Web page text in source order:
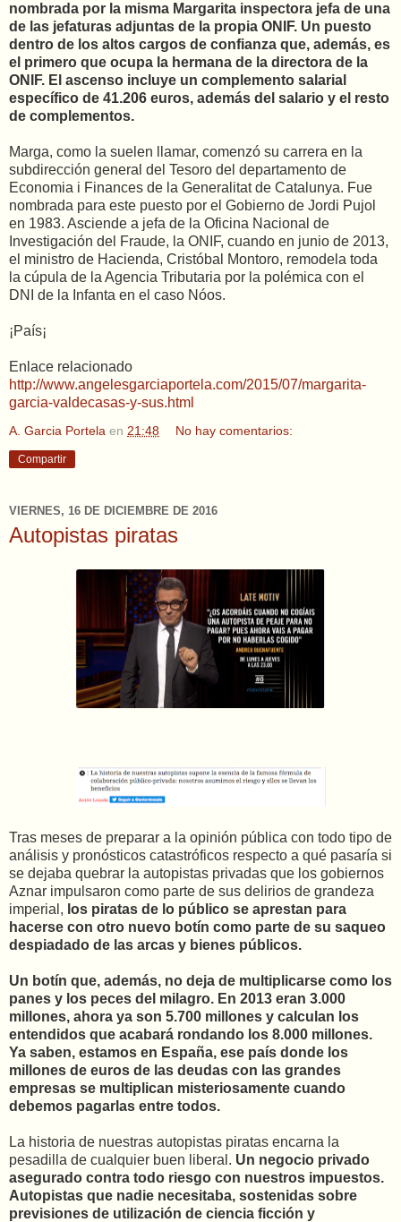
nombrada por la misma Margarita inspectora jefa de una
de las jefaturas adjuntas de la propia ONIF. Un puesto
dentro de los altos cargos de confianza que, además, es
el primero que ocupa la hermana de la directora de la
ONIF. El ascenso incluye un complemento salarial
específico de 41.206 euros, además del salario y el resto
de complementos.
Marga, como la suelen llamar, comenzó su carrera en la
subdirección general del Tesoro del departamento de
Economia i Finances de la Generalitat de Catalunya. Fue
nombrada para este puesto por el Gobierno de Jordi Pujol
en 1983. Asciende a jefa de la Oficina Nacional de
Investigación del Fraude, la ONIF, cuando en junio de 2013,
el ministro de Hacienda, Cristóbal Montoro, remodela toda
la cúpula de la Agencia Tributaria por la polémica con el
DNI de la Infanta en el caso Nóos.
¡País¡
Enlace relacionado
http://www.angelesgarciaportela.com/2015/07/margarita-
garcia-valdecasas-y-sus.html
A. Garcia Portela en 21:48 No hay comentarios:
Compartir
VIERNES, 16 DE DICIEMBRE DE 2016
Autopistas piratas
Tras meses de preparar a la opinión pública con todo tipo de
análisis y pronósticos catastróficos respecto a qué pasaría si
se dejaba quebrar la autopistas privadas que los gobiernos
Aznar impulsaron como parte de sus delirios de grandeza
imperial, los piratas de lo público se aprestan para
hacerse con otro nuevo botín como parte de su saqueo
despiadado de las arcas y bienes públicos.
Un botín que, además, no deja de multiplicarse como los
panes y los peces del milagro. En 2013 eran 3.000
millones, ahora ya son 5.700 millones y calculan los
entendidos que acabará rondando los 8.000 millones.
Ya saben, estamos en España, ese país donde los
millones de euros de las deudas con las grandes
empresas se multiplican misteriosamente cuando
debemos pagarlas entre todos.
La historia de nuestras autopistas piratas encarna la
pesadilla de cualquier buen liberal. Un negocio privado
asegurado contra todo riesgo con nuestros impuestos.
Autopistas que nadie necesitaba, sostenidas sobre
previsiones de utilización de ciencia ficción y